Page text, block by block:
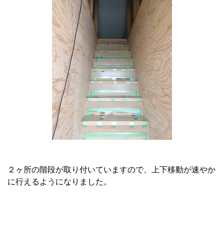
２ヶ所の階段が取り付いていますので、上下移動が速やか
に行えるようになりました。